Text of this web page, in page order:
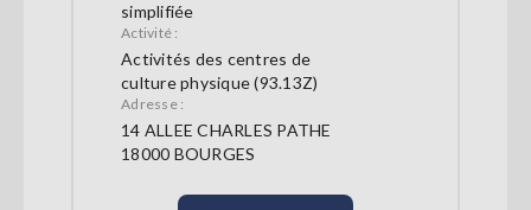
simplifiée
Activité :
Activités des centres de
culture physique (93.13Z)
Adresse :
14 ALLEE CHARLES PATHE
18000 BOURGES